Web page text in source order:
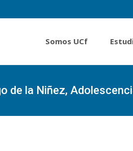
Somos UCf
de la Niñez,